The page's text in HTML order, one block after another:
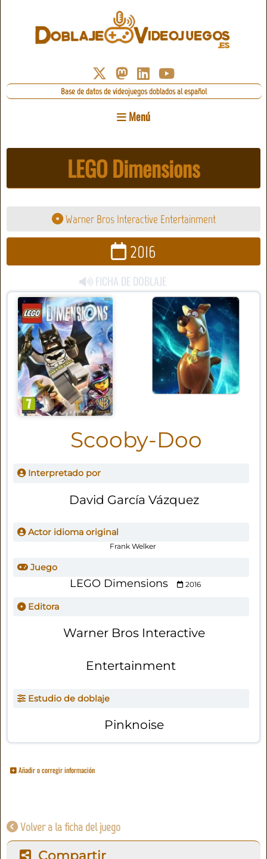
Base de datos de videojuegos doblados al español
Menú
LEGO Dimensions
Warner Bros Interactive Entertainment
2016
FICHA DE DOBLAJE
Scooby-Doo
Interpretado por
David García Vázquez
Actor idioma original
Frank Welker
Juego
LEGO Dimensions 2016
Editora
Warner Bros Interactive
Entertainment
Estudio de doblaje
Pinknoise
Añadir o corregir información
Volver a la ficha del juego
Compartir